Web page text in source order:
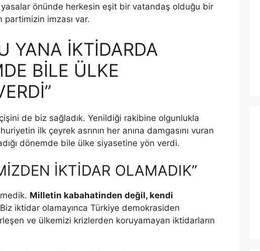
yasalar önünde herkesin eşit bir vatandaş olduğu bir
partimizin imzası var.
YANA İKTİDARDA
BİLE ÜLKE
de biz sağladık. Yenildiği rakibine olgunlukla
ilk çeyrek asrının her anına damgasını vuran
dönemde bile ülke siyasetine yön verdi.
İKTİDAR OLAMADIK”
Milletin kabahatinden değil, kendi
Biz iktidar olamayınca Türkiye demokrasiden
ve ülkemizi krizlerden koruyamayan iktidarların